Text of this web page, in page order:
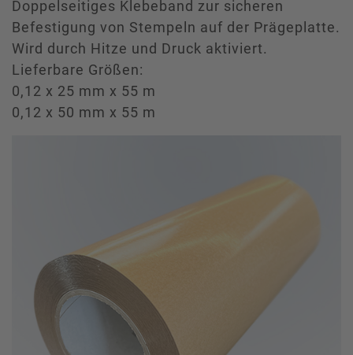
Doppelseitiges Klebeband zur sicheren
Befestigung von Stempeln auf der Prägeplatte.
Wird durch Hitze und Druck aktiviert.
Lieferbare Größen:
0,12 x 25 mm x 55 m
0,12 x 50 mm x 55 m